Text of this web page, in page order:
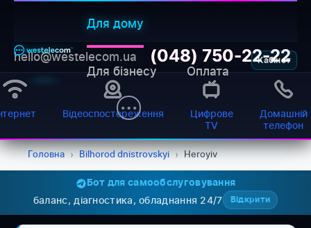
Для дому
Для бізнесу Оплата
Кабінет
hello@westelecom.ua (048) 750-22-22
Відеоспостереження
Цифрове
TV
Домашній
телефон
Головна › Bilhorod dnistrovskyi › Heroyiv
Бот для самообслуговування
баланс, діагностика, обладнання 24/7 Відкрити